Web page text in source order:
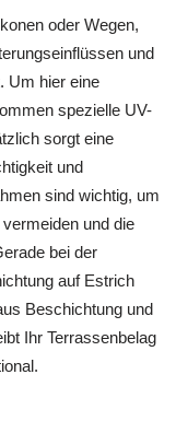
oder Wegen,
und
Um hier eine
spezielle UV-
sorgt eine
und
sind wichtig, um
und die
bei der
auf Estrich
Beschichtung und
Ihr Terrassenbelag